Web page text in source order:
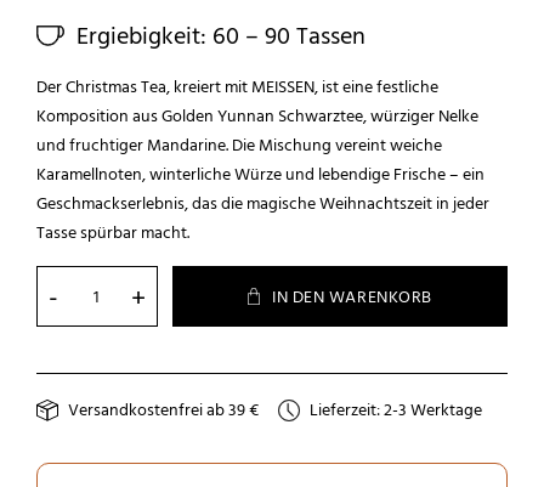
Ergiebigkeit: 60 – 90 Tassen
Der Christmas Tea, kreiert mit MEISSEN, ist eine festliche
Komposition aus Golden Yunnan Schwarztee, würziger Nelke
und fruchtiger Mandarine. Die Mischung vereint weiche
Karamellnoten, winterliche Würze und lebendige Frische – ein
Geschmackserlebnis, das die magische Weihnachtszeit in jeder
Tasse spürbar macht.
Geschenkset MEISSEN Christmas Tea
IN DEN WARENKORB
Versandkostenfrei ab 39 € Lieferzeit: 2-3 Werktage